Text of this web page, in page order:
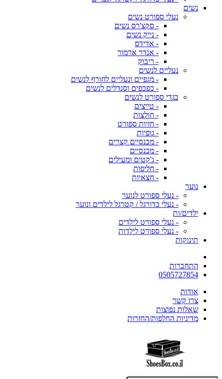
נשים
נעלי ספורט נשים
- סקצ'רס נשים
- נייק נשים
- אדידס
- אנדר ארמור
- ריבוק
נעליים לנשים
- מגפיים ונעליים לחורף לנשים
- כפכפים וסנדלים לנשים
בגדי ספורט לנשים
- טייצים
- חולצות
- חזיות ספורט
- גופיות
- מכנסיים קצרים
- מכנסיים
- ג'קטים ומעילים
- חליפות
- חצאיות
נוער
- נעלי ספורט לנוער
- נעלי כדורגל / קטרגל לילדים ונוער
ילדים/ות
- נעלי ספורט לילדים
- נעלי ספורט לילדות
תינוקות
התחברות
0505727854
אודות
צרו קשר
שאלות נפוצות
מדיניות החלפות/החזרות